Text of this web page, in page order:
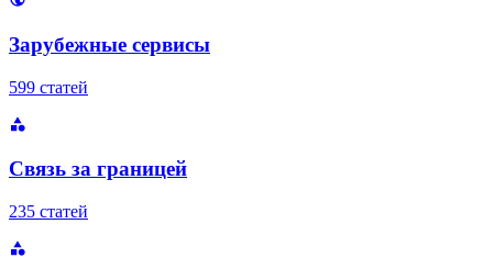
Зарубежные сервисы
599 статей
Связь за границей
235 статей